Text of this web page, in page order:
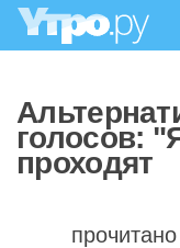
голосов:
проходят